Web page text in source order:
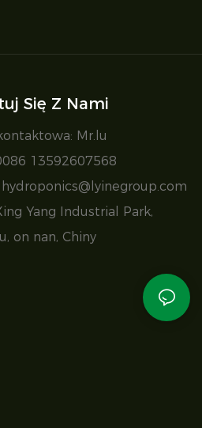
Się Z Nami
Mr.lu
13592607568
hydroponics@lyinegroup.com
Yang Industrial Park,
on nan, Chiny